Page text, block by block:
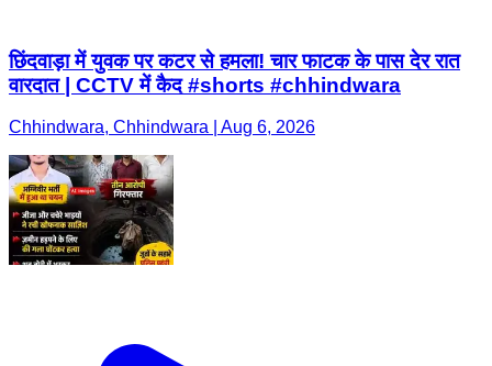
छिंदवाड़ा में युवक पर कटर से हमला! चार फाटक के पास देर रात
वारदात | CCTV में कैद #shorts #chhindwara
Chhindwara, Chhindwara | Aug 6, 2026